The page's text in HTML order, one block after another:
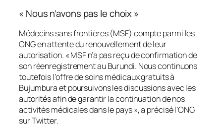
« Nous n’avons pas le choix »
Médecins sans frontières (MSF) compte parmi les
ONG en attente du renouvellement de leur
autorisation. « MSF n’a pas reçu de confirmation de
son réenregistrement au Burundi. Nous continuons
toutefois l’offre de soins médicaux gratuits à
Bujumbura et poursuivons les discussions avec les
autorités afin de garantir la continuation de nos
activités médicales dans le pays », a précisé l’ONG
sur Twitter.